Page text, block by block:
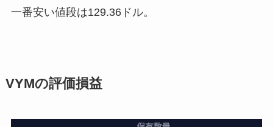
一番安い値段は129.36ドル。
VYMの評価損益